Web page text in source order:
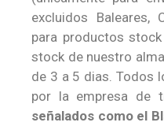
excluidos Baleares,
para productos
stock de nuestro
de 3 a 5 dias. Todos
por la empresa de
señalados como el